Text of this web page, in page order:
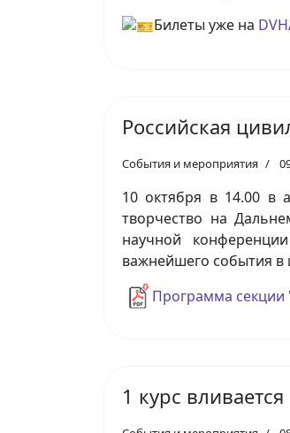
Билеты уже на
Российская
События и мероприятия
10 октября в 14.00 в
творчество на
научной
важнейшего события в
Программа секции
1 курс